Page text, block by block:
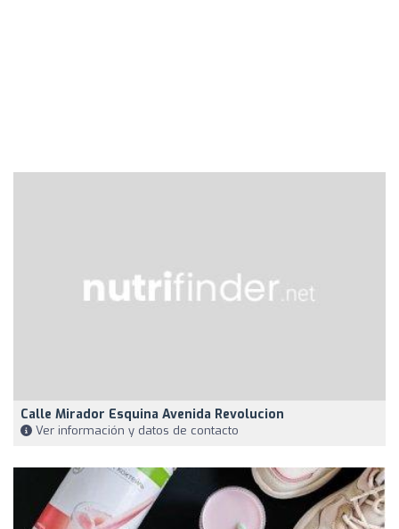
Calle Mirador Esquina Avenida Revolucion
Ver información y datos de contacto